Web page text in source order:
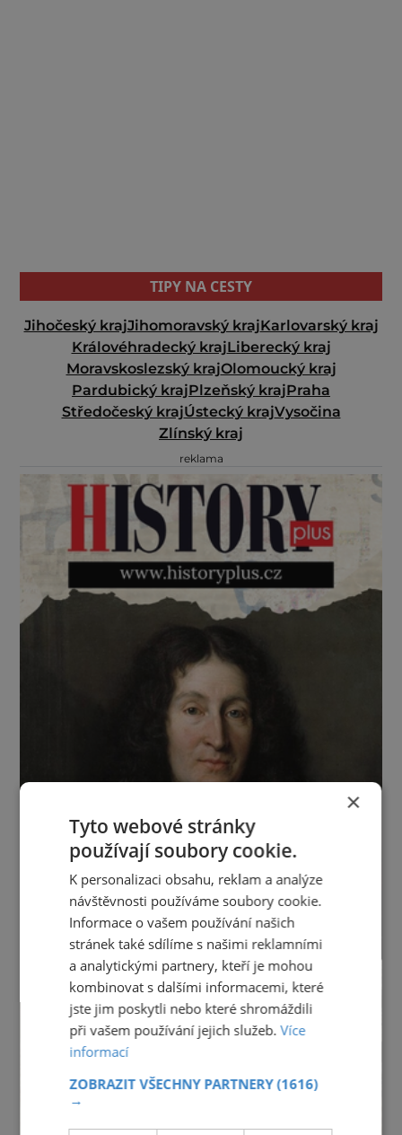
TIPY NA CESTY
Jihočeský krajJihomoravský krajKarlovarský kraj
Královéhradecký krajLiberecký kraj
Moravskoslezský krajOlomoucký kraj
Pardubický krajPlzeňský krajPraha
Středočeský krajÚstecký krajVysočina
Zlínský kraj
reklama
×
Tyto webové stránky
používají soubory cookie.
K personalizaci obsahu, reklam a analýze
návštěvnosti používáme soubory cookie.
Informace o vašem používání našich
stránek také sdílíme s našimi reklamními
a analytickými partnery, kteří je mohou
kombinovat s dalšími informacemi, které
jste jim poskytli nebo které shromáždili
při vašem používání jejich služeb.Více
informací
ZOBRAZIT VŠECHNY PARTNERY(1616)
→